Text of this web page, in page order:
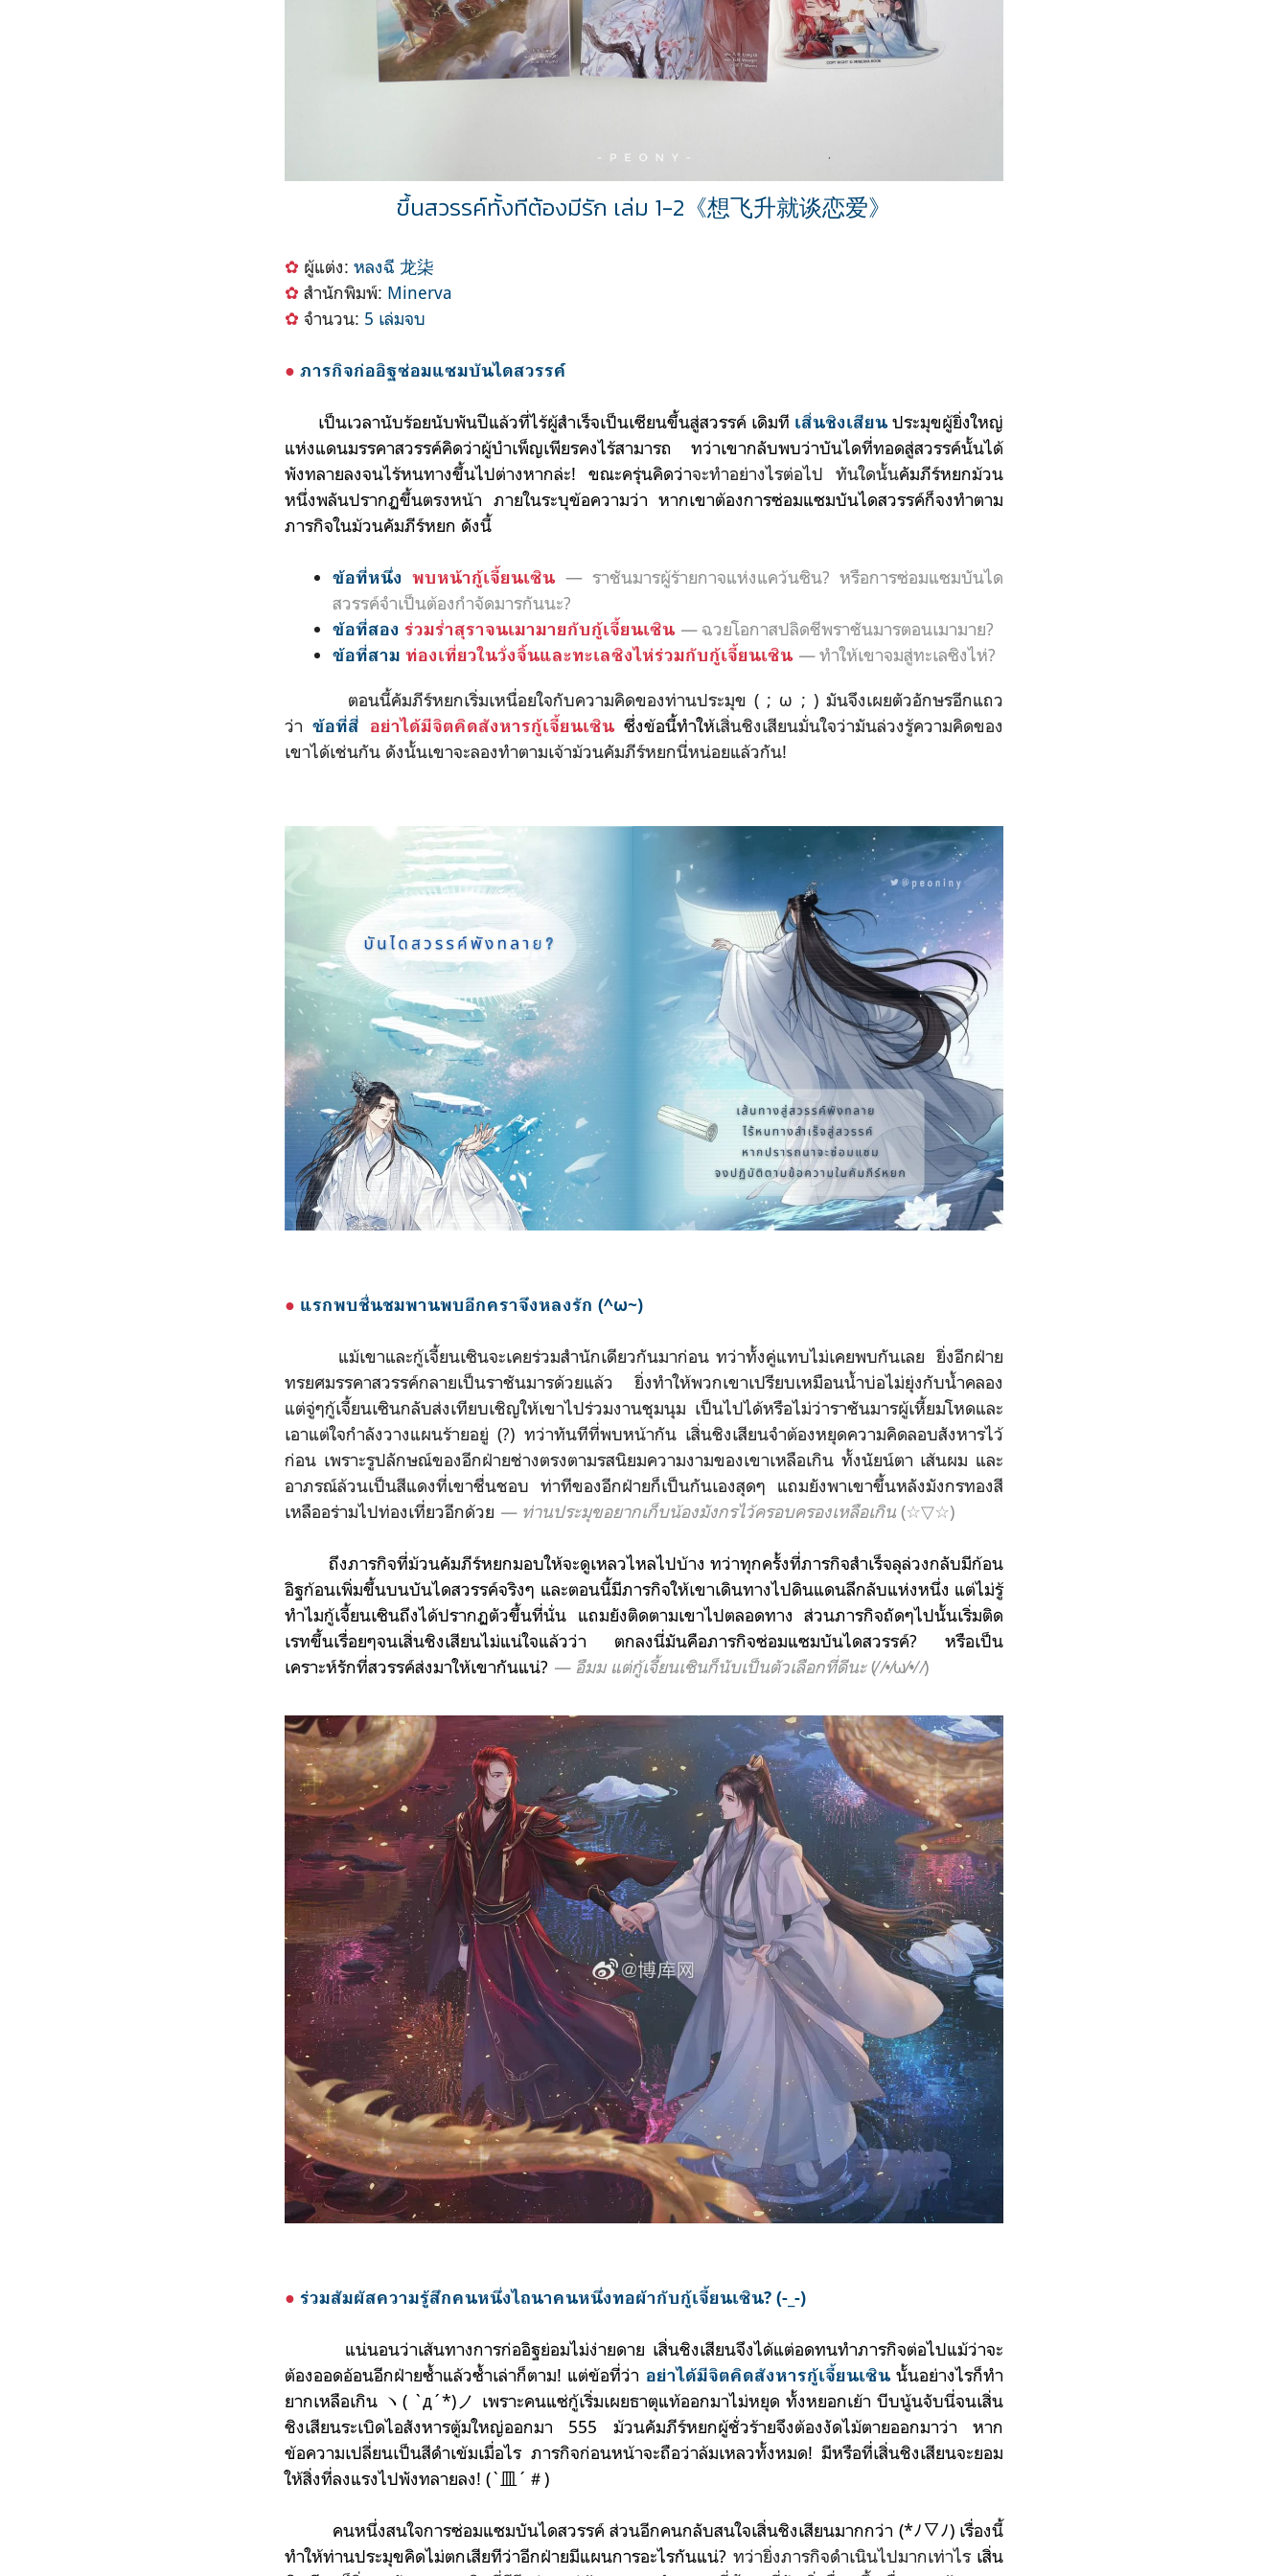
ขึ้นสวรรค์ทั้งทีต้องมีรัก เล่ม 1-2 《想飞升就谈恋爱》
✿ ผู้แต่ง: หลงฉี 龙柒
✿ สำนักพิมพ์: Minerva
✿ จำนวน: 5 เล่มจบ
● ภารกิจก่ออิฐซ่อมแซมบันไดสวรรค์
เป็นเวลานับร้อยนับพันปีแล้วที่ไร้ผู้สำเร็จเป็นเซียนขึ้นสู่สวรรค์ เดิมที เสิ่นชิงเสียนประมุขผู้ยิ่งใหญ่
แห่งแดนมรรคาสวรรค์คิดว่าผู้บำเพ็ญเพียรคงไร้สามารถ ทว่าเขากลับพบว่าบันไดที่ทอดสู่สวรรค์นั้นได้
พังทลายลงจนไร้หนทางขึ้นไปต่างหากล่ะ! ขณะครุ่นคิดว่าจะทำอย่างไรต่อไป ทันใดนั้นคัมภีร์หยกม้วน
หนึ่งพลันปรากฏขึ้นตรงหน้า ภายในระบุข้อความว่า หากเขาต้องการซ่อมแซมบันไดสวรรค์ก็จงทำตาม
ภารกิจในม้วนคัมภีร์หยก ดังนี้
ข้อที่หนึ่งพบหน้ากู้เจี้ยนเซิน — ราชันมารผู้ร้ายกาจแห่งแคว้นซิน? หรือการซ่อมแซมบันได
สวรรค์จำเป็นต้องกำจัดมารกันนะ?
ข้อที่สอง ร่วมร่ำสุราจนเมามายกับกู้เจี้ยนเซิน — ฉวยโอกาสปลิดชีพราชันมารตอนเมามาย?
ข้อที่สาม ท่องเที่ยวในวั่งจิ้นและทะเลซิงไห่ร่วมกับกู้เจี้ยนเซิน —ทำให้เขาจมสู่ทะเลซิงไห่?
ตอนนี้คัมภีร์หยกเริ่มเหนื่อยใจกับความคิดของท่านประมุข ( ; ω ; ) มันจึงเผยตัวอักษรอีกแถว
ว่าข้อที่สี่ อย่าได้มีจิตคิดสังหารกู้เจี้ยนเซิน ซึ่งข้อนี้ทำให้เสิ่นชิงเสียนมั่นใจว่ามันล่วงรู้ความคิดของ
เขาได้เช่นกัน ดังนั้นเขาจะลองทำตามเจ้าม้วนคัมภีร์หยกนี่หน่อยแล้วกัน!
● แรกพบชื่นชมพานพบอีกคราจึงหลงรัก (^ω~)
แม้เขาและกู้เจี้ยนเซินจะเคยร่วมสำนักเดียวกันมาก่อน ทว่าทั้งคู่แทบไม่เคยพบกันเลย ยิ่งอีกฝ่าย
ทรยศมรรคาสวรรค์กลายเป็นราชันมารด้วยแล้ว ยิ่งทำให้พวกเขาเปรียบเหมือนน้ำบ่อไม่ยุ่งกับน้ำคลอง
แต่จู่ๆกู้เจี้ยนเซินกลับส่งเทียบเชิญให้เขาไปร่วมงานชุมนุม เป็นไปได้หรือไม่ว่าราชันมารผู้เหี้ยมโหดและ
เอาแต่ใจกำลังวางแผนร้ายอยู่ (?) ทว่าทันทีที่พบหน้ากัน เสิ่นชิงเสียนจำต้องหยุดความคิดลอบสังหารไว้
ก่อน เพราะรูปลักษณ์ของอีกฝ่ายช่างตรงตามรสนิยมความงามของเขาเหลือเกิน ทั้งนัยน์ตา เส้นผม และ
อาภรณ์ล้วนเป็นสีแดงที่เขาชื่นชอบ ท่าทีของอีกฝ่ายก็เป็นกันเองสุดๆ แถมยังพาเขาขึ้นหลังมังกรทองสี
เหลืออร่ามไปท่องเที่ยวอีกด้วย — ท่านประมุขอยากเก็บน้องมังกรไว้ครอบครองเหลือเกิน (☆▽☆)
ถึงภารกิจที่ม้วนคัมภีร์หยกมอบให้จะดูเหลวไหลไปบ้าง ทว่าทุกครั้งที่ภารกิจสำเร็จลุล่วงกลับมีก้อน
อิฐก้อนเพิ่มขึ้นบนบันไดสวรรค์จริงๆ และตอนนี้มีภารกิจให้เขาเดินทางไปดินแดนลึกลับแห่งหนึ่ง แต่ไม่รู้
ทำไมกู้เจี้ยนเซินถึงได้ปรากฏตัวขึ้นที่นั่น แถมยังติดตามเขาไปตลอดทาง ส่วนภารกิจถัดๆไปนั้นเริ่มติด
เรทขึ้นเรื่อยๆจนเสิ่นชิงเสียนไม่แน่ใจแล้วว่า ตกลงนี่มันคือภารกิจซ่อมแซมบันไดสวรรค์? หรือเป็น
เคราะห์รักที่สวรรค์ส่งมาให้เขากันแน่? — อืมม แต่กู้เจี้ยนเซินก็นับเป็นตัวเลือกที่ดีนะ(⁄ ⁄•⁄ω⁄•⁄ ⁄)
● ร่วมสัมผัสความรู้สึกคนหนึ่งไถนาคนหนึ่งทอผ้ากับกู้เจี้ยนเซิน? (-_-)
แน่นอนว่าเส้นทางการก่ออิฐย่อมไม่ง่ายดาย เสิ่นชิงเสียนจึงได้แต่อดทนทำภารกิจต่อไปแม้ว่าจะ
ต้องออดอ้อนอีกฝ่ายซ้ำแล้วซ้ำเล่าก็ตาม! แต่ข้อที่ว่า อย่าได้มีจิตคิดสังหารกู้เจี้ยนเซินนั้นอย่างไรก็ทำ
ยากเหลือเกิน ヽ( `д´*)ノ เพราะคนแซ่กู้เริ่มเผยธาตุแท้ออกมาไม่หยุด ทั้งหยอกเย้า บีบนู้นจับนี่จนเสิ่น
ชิงเสียนระเบิดไอสังหารตู้มใหญ่ออกมา 555 ม้วนคัมภีร์หยกผู้ชั่วร้ายจึงต้องงัดไม้ตายออกมาว่า หาก
ข้อความเปลี่ยนเป็นสีดำเข้มเมื่อไร ภารกิจก่อนหน้าจะถือว่าล้มเหลวทั้งหมด! มีหรือที่เสิ่นชิงเสียนจะยอม
ให้สิ่งที่ลงแรงไปพังทลายลง! (`皿´＃)
คนหนึ่งสนใจการซ่อมแซมบันไดสวรรค์ ส่วนอีกคนกลับสนใจเสิ่นชิงเสียนมากกว่า (*ﾉ▽ﾉ) เรื่องนี้
ทำให้ท่านประมุขคิดไม่ตกเสียทีว่าอีกฝ่ายมีแผนการอะไรกันแน่? ทว่ายิ่งภารกิจดำเนินไปมากเท่าไร เสิ่น